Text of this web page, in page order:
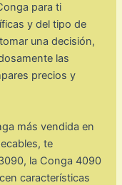
para ti
y del tipo de
una decisión,
las
precios y
más vendida en
te
la Conga 4090
características